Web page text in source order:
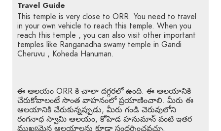
Travel Guide
This temple is very close to ORR. You need to travel
in your own vehicle to reach this temple. When you
reach this temple , you can also visit other important
temples like Ranganadha swamy temple in Gandi
Cheruvu , Koheda Hanuman.
ఈ ఆలయం ORR కి చాలా దగ్గరలో ఉంది. ఈ ఆలయానికి
చేరుకోవాలంటే సొంత వాహనంలో ప్రయాణించాలి. మీరు ఈ
ఆలయానికి చేరుకున్నప్పుడు, మీరు గండి చెరువులోని
రంగనాధ స్వామి ఆలయం, కోహెడ హనుమాన్ వంటి ఇతర
ముఖ్యమైన ఆలయాలను కూడా సందర్శించవచ్చు.